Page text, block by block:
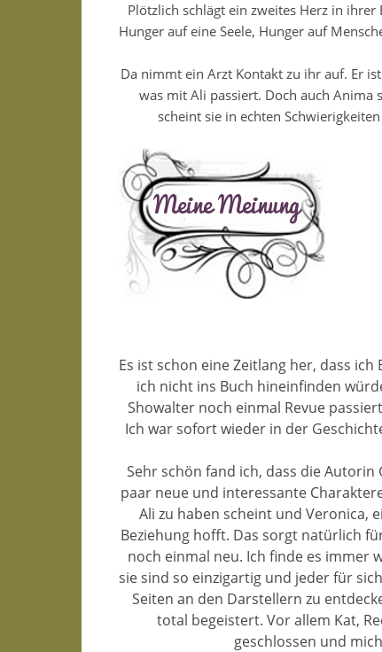
Plötzlich schlägt ein zweites Herz in
Hunger auf eine Seele, Hunger auf
Da nimmt ein Arzt Kontakt zu ihr auf. Er
was mit Ali passiert. Doch auch Anima
scheint sie in echten
Es ist schon eine Zeitlang her, dass
ich nicht ins Buch hineinfinden
Showalter noch einmal Revue
Ich war sofort wieder in der
Sehr schön fand ich, dass die
paar neue und interessante
Ali zu haben scheint und Veronica,
Beziehung hofft. Das sorgt natürlich
noch einmal neu. Ich finde es immer
sie sind so einzigartig und jeder für
Seiten an den Darstellern zu
total begeistert. Vor allem Kat,
geschlossen und